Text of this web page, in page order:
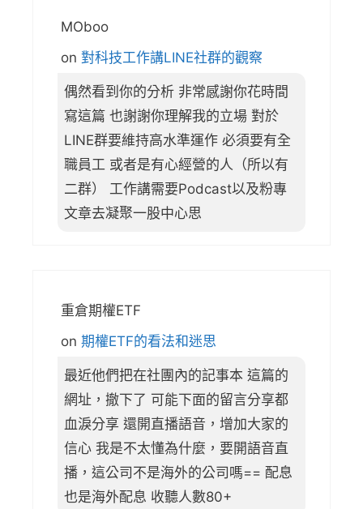
MOboo
on 對科技工作講LINE社群的觀察
偶然看到你的分析 非常感謝你花時間
寫這篇 也謝謝你理解我的立場 對於
LINE群要維持高水準運作 必須要有全
職員工 或者是有心經營的人（所以有
二群） 工作講需要Podcast以及粉專
文章去凝聚一股中心思
重倉期權ETF
on 期權ETF的看法和迷思
最近他們把在社團內的記事本 這篇的
網址，撤下了 可能下面的留言分享都
血淚分享 還開直播語音，增加大家的
信心 我是不太懂為什麼，要開語音直
播，這公司不是海外的公司嗎== 配息
也是海外配息 收聽人數80+